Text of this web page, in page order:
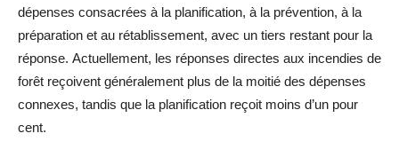
dépenses consacrées à la planification, à la prévention, à la
préparation et au rétablissement, avec un tiers restant pour la
réponse. Actuellement, les réponses directes aux incendies de
forêt reçoivent généralement plus de la moitié des dépenses
connexes, tandis que la planification reçoit moins d’un pour
cent.